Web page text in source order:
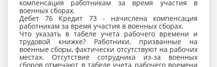
компенсация работникам за время участия в
военных сборах.
Дебет 76 Кредит 73 - начислена компенсация
работникам за время участия в военных сборах.
Что указать в табеле учета рабочего времени и
трудовой книжке? Работники, призванные на
военные сборы, фактически отсутствуют на рабочих
местах. Отсутствие сотрудника из-за военных
сборов отмечают в табеле учета рабочего времени